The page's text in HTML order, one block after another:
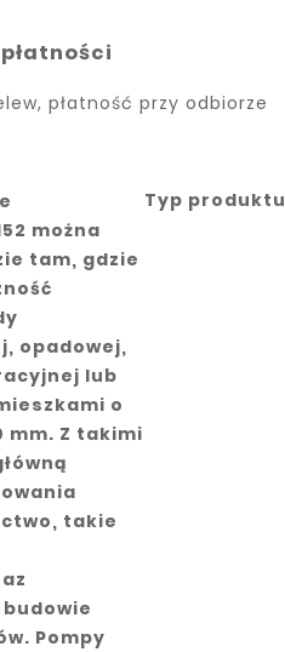
płatność przy odbiorze
można
tam, gdzie
opadowej,
lub
o
mm. Z takimi
takie
Pompy
Typ produktu